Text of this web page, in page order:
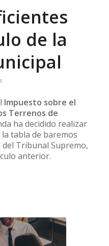
de la
Impuesto sobre el
Terrenos de
ha decidido realizar
tabla de baremos
Tribunal Supremo,
anterior.